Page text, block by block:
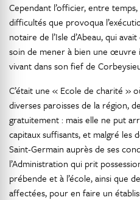
Cependant l’officier, entre
difficultés que provoqua
notaire de l’Isle d’Abeau, qui
soin de mener à bien une
vivant dans son fief de
C’était une « Ecole de charité »
diverses paroisses de la région,
gratuitement : mais elle ne put
capitaux suffisants, et malgré les
Saint-Germain auprès de ses
l’Administration qui prit
prébende et à l’école, ainsi que
affectées, pour en faire un